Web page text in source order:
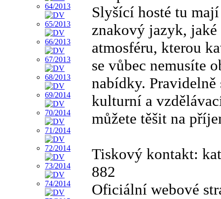
Slyšící hosté tu
znakový jazyk,
atmosféru, kterou
se vůbec nemusíte
nabídky.
kulturní a
můžete těšit na
Tiskový kontakt:
882
Oficiální webové